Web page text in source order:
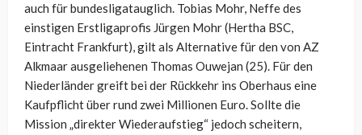
auch für bundesligatauglich. Tobias Mohr, Neffe des
einstigen Erstligaprofis Jürgen Mohr (Hertha BSC,
Eintracht Frankfurt), gilt als Alternative für den von AZ
Alkmaar ausgeliehenen Thomas Ouwejan (25). Für den
Niederländer greift bei der Rückkehr ins Oberhaus eine
Kaufpflicht über rund zwei Millionen Euro. Sollte die
Mission „direkter Wiederaufstieg“ jedoch scheitern,